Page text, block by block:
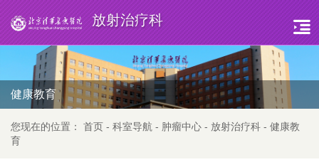
放射治疗科
健康教育
您现在的位置： 首页 - 科室导航 - 肿瘤中心 - 放射治疗科 - 健康教
育